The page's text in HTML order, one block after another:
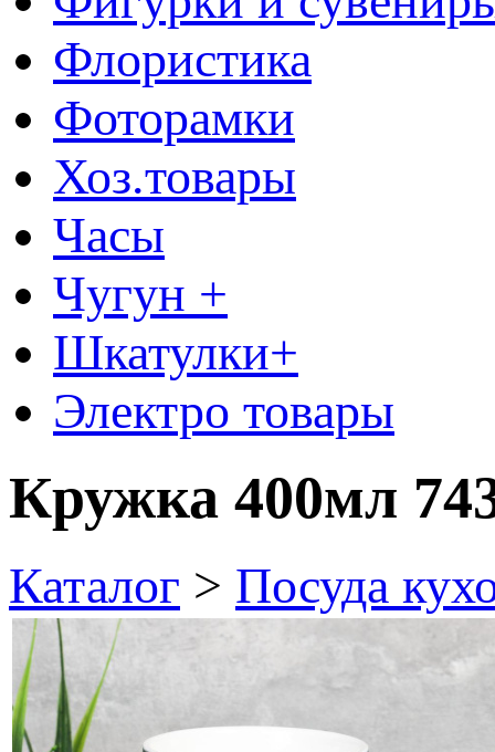
Флористика
Фоторамки
Хоз.товары
Часы
Чугун +
Шкатулки+
Электро товары
Кружка 400мл
Каталог > Посуда